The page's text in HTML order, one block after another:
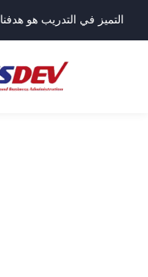
التميز في التدريب هو هدفنا